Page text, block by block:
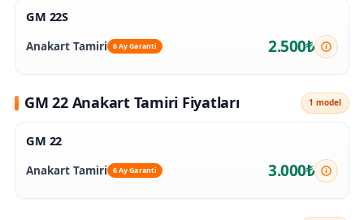
GM 22S
Anakart Tamiri 6 Ay Garanti 2.500₺
GM 22 Anakart Tamiri Fiyatları 1 model
GM 22
Anakart Tamiri 6 Ay Garanti 3.000₺